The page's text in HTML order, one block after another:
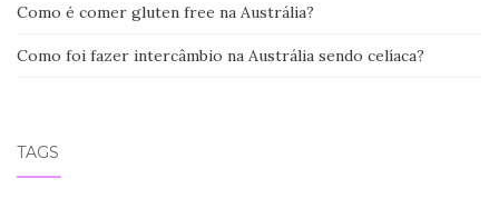
Como é comer gluten free na Austrália?
Como foi fazer intercâmbio na Austrália sendo celíaca?
TAGS